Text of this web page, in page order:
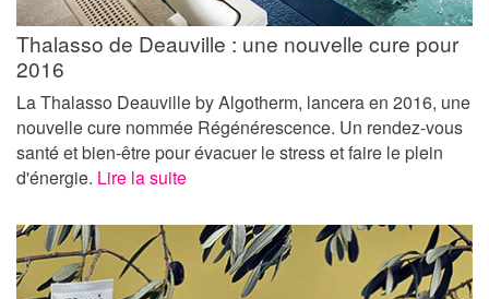
Thalasso de Deauville : une nouvelle cure pour
2016
La Thalasso Deauville by Algotherm, lancera en 2016, une
nouvelle cure nommée Régénérescence. Un rendez-vous
santé et bien-être pour évacuer le stress et faire le plein
d'énergie. Lire la suite